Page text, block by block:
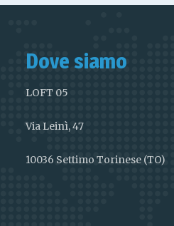
Dove siamo
LOFT 05
Via Leinì, 47
10036 Settimo Torinese (TO)